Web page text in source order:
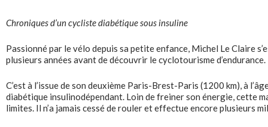
Chroniques d’un cycliste diabétique sous insuline
Passionné par le vélo depuis sa petite enfance, Michel Le Claire
plusieurs années avant de découvrir le cyclotourisme d’endurance.
C’est à l’issue de son deuxième Paris-Brest-Paris (1200 km), à
diabétique insulinodépendant. Loin de freiner son énergie, cette
limites. Il n’a jamais cessé de rouler et effectue encore plusieurs